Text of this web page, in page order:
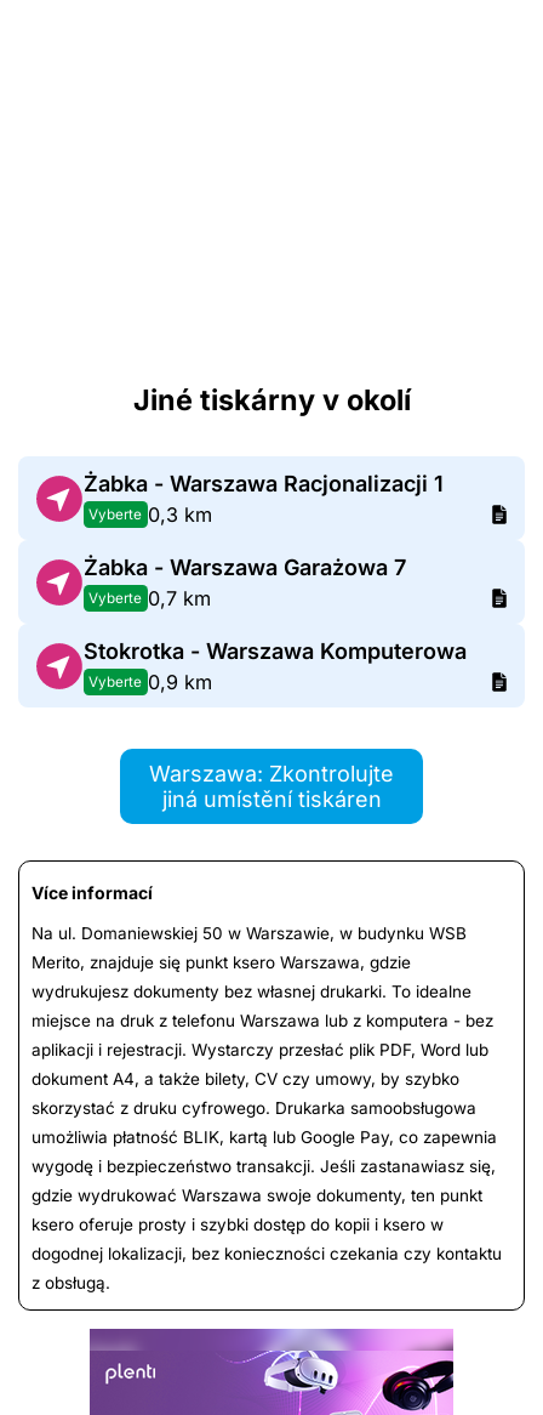
Jiné tiskárny v okolí
Żabka - Warszawa Racjonalizacji 1
Vyberte 0,3 km
Żabka - Warszawa Garażowa 7
Vyberte 0,7 km
Stokrotka - Warszawa Komputerowa
Vyberte 0,9 km
Warszawa: Zkontrolujte
jiná umístění tiskáren
Více informací
Na ul. Domaniewskiej 50 w Warszawie, w budynku WSB
Merito, znajduje się punkt ksero Warszawa, gdzie
wydrukujesz dokumenty bez własnej drukarki. To idealne
miejsce na druk z telefonu Warszawa lub z komputera - bez
aplikacji i rejestracji. Wystarczy przesłać plik PDF, Word lub
dokument A4, a także bilety, CV czy umowy, by szybko
skorzystać z druku cyfrowego. Drukarka samoobsługowa
umożliwia płatność BLIK, kartą lub Google Pay, co zapewnia
wygodę i bezpieczeństwo transakcji. Jeśli zastanawiasz się,
gdzie wydrukować Warszawa swoje dokumenty, ten punkt
ksero oferuje prosty i szybki dostęp do kopii i ksero w
dogodnej lokalizacji, bez konieczności czekania czy kontaktu
z obsługą.